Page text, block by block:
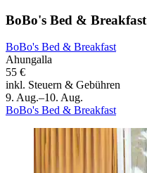
BoBo's Bed & Breakfast
BoBo's Bed & Breakfast
Ahungalla
55 €
inkl. Steuern & Gebühren
9. Aug.–10. Aug.
BoBo's Bed & Breakfast